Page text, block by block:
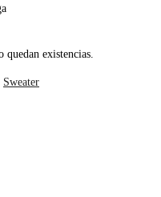
quedan existencias.
Sweater